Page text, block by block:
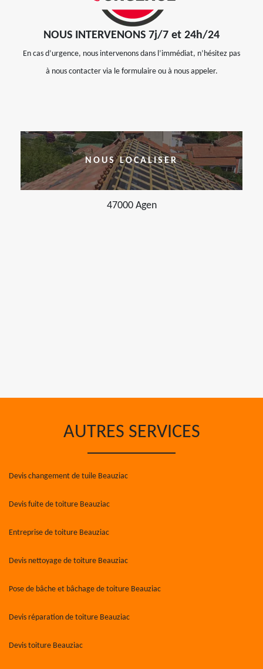
NOUS INTERVENONS 7j/7 et 24h/24
En cas d’urgence, nous intervenons dans l’immédiat, n’hésitez pas
à nous contacter via le formulaire ou à nous appeler.
NOUS LOCALISER
47000 Agen
AUTRES SERVICES
Devis changement de tuile Beauziac
Devis fuite de toiture Beauziac
Entreprise de toiture Beauziac
Devis nettoyage de toiture Beauziac
Pose de bâche et bâchage de toiture Beauziac
Devis réparation de toiture Beauziac
Devis toiture Beauziac